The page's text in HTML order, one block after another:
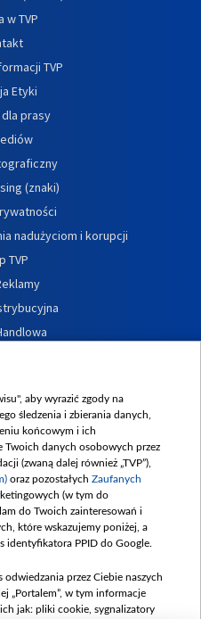
w TVP
TVP
Etyki
prasy
(znaki)
nadużyciom i korupcji
TVP
wewnętrznych
aby wyrazić zgody na
śledzenia i zbierania danych,
końcowym i ich
Twoich danych osobowych przez
(zwaną dalej również „TVP”),
oraz pozostałych Zaufanych
(w tym do
do Twoich zainteresowań i
które wskazujemy poniżej, a
identyfikatora PPID do Google.
przez Ciebie naszych
„Portalem”, w tym informacje
jak: pliki cookie, sygnalizatory